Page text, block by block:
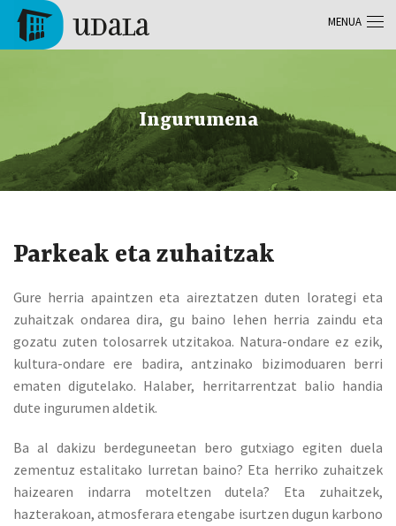
Skip to main content
Ingurumena
Parkeak eta zuhaitzak
Gure herria apaintzen eta aireztatzen duten lorategi eta
zuhaitzak ondarea dira, gu baino lehen herria zaindu eta
gozatu zuten tolosarrek utzitakoa. Natura-ondare ez ezik,
kultura-ondare ere badira, antzinako bizimoduaren berri
ematen digutelako. Halaber, herritarrentzat balio handia
dute ingurumen aldetik.
Ba al dakizu berdeguneetan bero gutxiago egiten duela
zementuz estalitako lurretan baino? Eta herriko zuhaitzek
haizearen indarra moteltzen dutela? Eta zuhaitzek,
hazterakoan, atmosferara etengabe isurtzen dugun karbono
MENUA